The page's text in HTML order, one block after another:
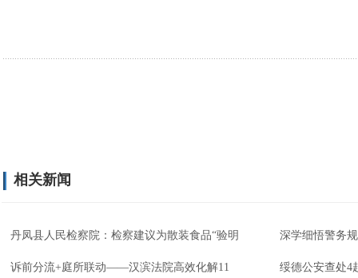
相关新闻
丹凤县人民检察院：检察建议为散装食品“验明 深学细悟警务
诉前分流+庭所联动——汉滨法院高效化解11 绥德公安查处4